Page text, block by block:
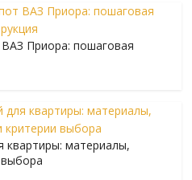
Приора: пошаговая
квартиры: материалы,